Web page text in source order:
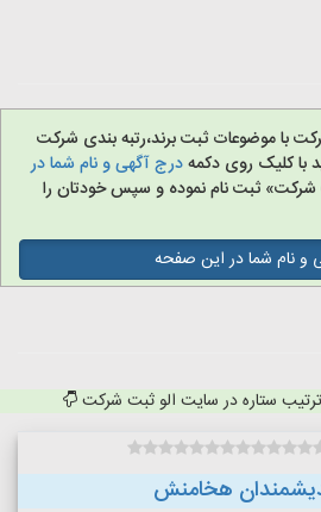
با موضوعات ثبت برند،رتبه بندی شرکت
با کلیک روی دکمهدرج آگهی و نام شما در
شرکت» ثبت نام نموده و سپس خودتان را
و نام شما در این صفحه
ستاره در سایت الو ثبت شرکت
هخامنش